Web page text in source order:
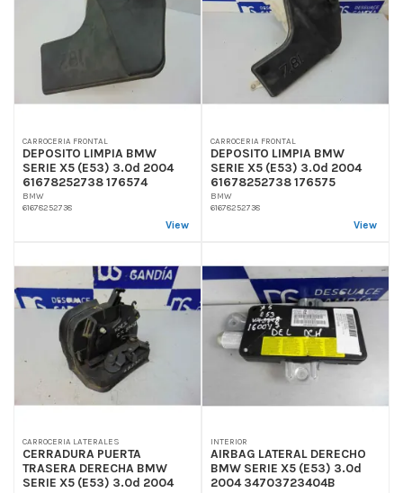
CARROCERIA FRONTAL
DEPOSITO LIMPIA BMW
SERIE X5 (E53) 3.0d 2004
61678252738 176574
BMW
61678252738
View
CARROCERIA FRONTAL
DEPOSITO LIMPIA BMW
SERIE X5 (E53) 3.0d 2004
61678252738 176575
BMW
61678252738
View
CARROCERIA LATERALES
CERRADURA PUERTA
TRASERA DERECHA BMW
SERIE X5 (E53) 3.0d 2004
INTERIOR
AIRBAG LATERAL DERECHO
BMW SERIE X5 (E53) 3.0d
2004 34703723404B